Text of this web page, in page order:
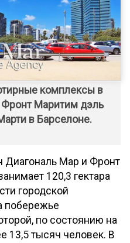
комплексы в
Маритим дэль
в Барселоне.
Диагональ Мар и Фронт
120,3 гектара
городской
побережье
по состоянию на
13,5 тысяч человек. В